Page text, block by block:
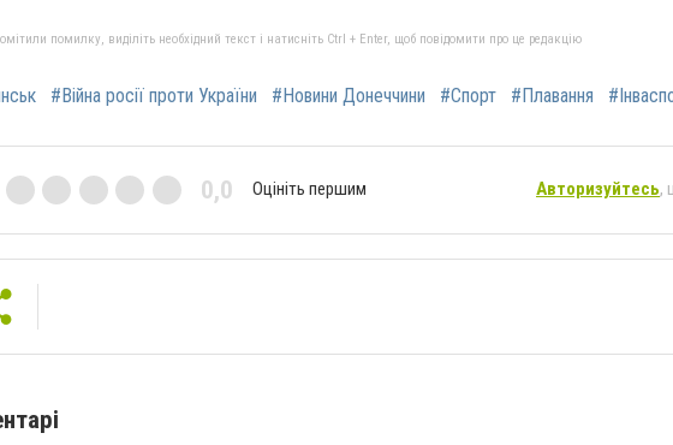
помилку, виділіть необхідний текст і натисніть Ctrl + Enter, щоб повідомити про це редакцію
#Війна росії проти України #Новини Донеччини #Спорт #Плавання
0,0 Оцініть першим Авторизуйтесь,